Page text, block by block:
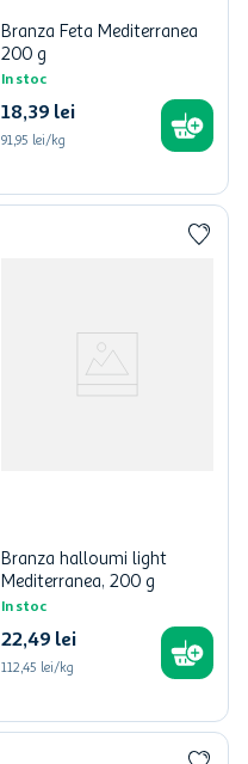
Branza Feta Mediterranea
200 g
In stoc
18,39 lei
91,95 lei/kg
Branza halloumi light
Mediterranea, 200 g
In stoc
22,49 lei
112,45 lei/kg